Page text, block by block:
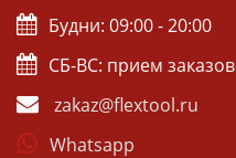
Будни: 09:00 - 20:00
СБ-ВС: прием заказов
zakaz@flextool.ru
Whatsapp